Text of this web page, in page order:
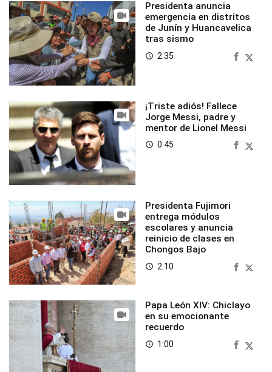
Presidenta anuncia
emergencia en distritos
de Junín y Huancavelica
tras sismo
access_time 2:35
¡Triste adiós! Fallece
Jorge Messi, padre y
mentor de Lionel Messi
access_time 0:45
Presidenta Fujimori
entrega módulos
escolares y anuncia
reinicio de clases en
Chongos Bajo
access_time 2:10
Papa León XIV: Chiclayo
en su emocionante
recuerdo
access_time 1:00